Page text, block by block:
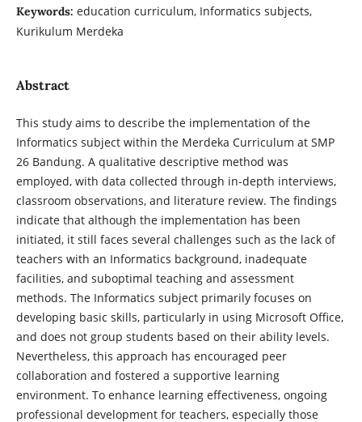
Keywords: education curriculum, Informatics subjects,
Kurikulum Merdeka
Abstract
This study aims to describe the implementation of the
Informatics subject within the Merdeka Curriculum at SMP
26 Bandung. A qualitative descriptive method was
employed, with data collected through in-depth interviews,
classroom observations, and literature review. The findings
indicate that although the implementation has been
initiated, it still faces several challenges such as the lack of
teachers with an Informatics background, inadequate
facilities, and suboptimal teaching and assessment
methods. The Informatics subject primarily focuses on
developing basic skills, particularly in using Microsoft Office,
and does not group students based on their ability levels.
Nevertheless, this approach has encouraged peer
collaboration and fostered a supportive learning
environment. To enhance learning effectiveness, ongoing
professional development for teachers, especially those